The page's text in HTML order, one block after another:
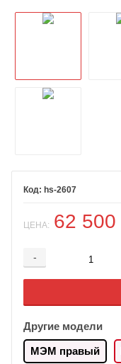
hs-2607
ЦЕНА: 62 500
-
Другие модели
МЭМ правый